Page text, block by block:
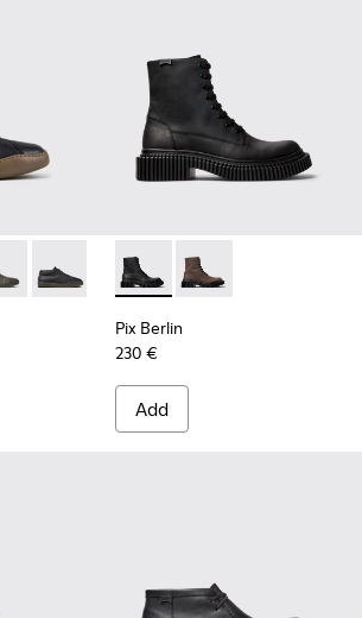
027 - Black Leather Sneakers for
- K300305-025
Touring - K300305-024
Peu Touring - K300305-023
Peu Touring - K300305-021
Peu Touring - K300305-
Pix Berlin - K300524-001 -
Pix Berlin -
Pix Berlin
230 €
Add